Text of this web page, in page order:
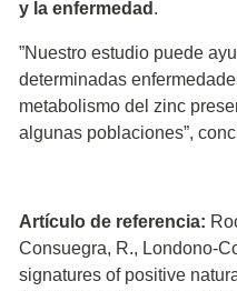
y la enfermedad .
”Nuestro estudio puede
determinadas
metabolismo del zinc
algunas poblaciones”,
Artículo de referencia:
Consuegra, R., Londono-
signatures of positive